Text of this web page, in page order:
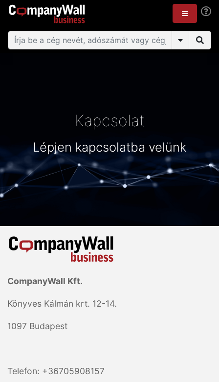
Kapcsolat
Lépjen kapcsolatba velünk
CompanyWall Kft.
Könyves Kálmán krt. 12-14.
1097 Budapest
Telefon: +36705908157